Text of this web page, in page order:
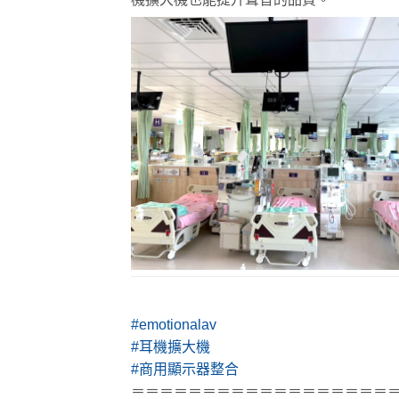
#emotionalav
#耳機擴大機
#商用顯示器整合
＝＝＝＝＝＝＝＝＝＝＝＝＝＝＝＝＝＝